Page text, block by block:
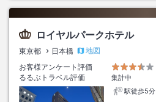
ロイヤルパークホテル
東京都 日本橋
地図
お客様アンケート評価
るるぶトラベル評価
集計中
駅徒歩5分